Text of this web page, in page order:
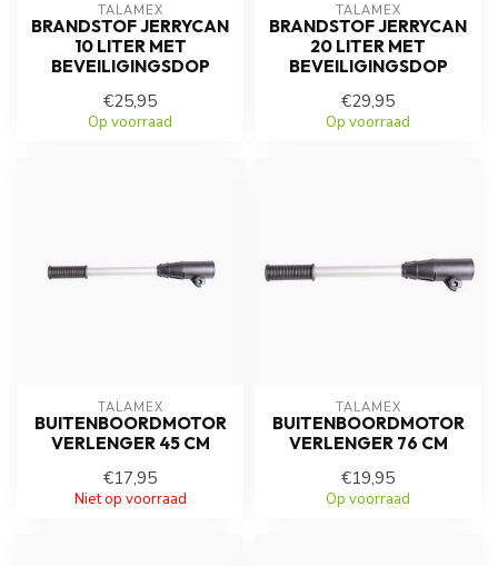
TALAMEX
BRANDSTOF JERRYCAN
10 LITER MET
BEVEILIGINGSDOP
€25,95
Op voorraad
TALAMEX
BRANDSTOF JERRYCAN
20 LITER MET
BEVEILIGINGSDOP
€29,95
Op voorraad
TALAMEX
BUITENBOORDMOTOR
VERLENGER 45 CM
€17,95
Niet op voorraad
TALAMEX
BUITENBOORDMOTOR
VERLENGER 76 CM
€19,95
Op voorraad